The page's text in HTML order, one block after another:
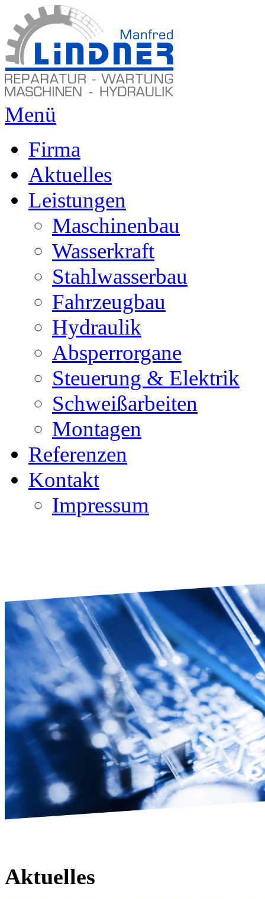
Menü
Firma
Aktuelles
Leistungen
Maschinenbau
Wasserkraft
Stahlwasserbau
Fahrzeugbau
Hydraulik
Absperrorgane
Steuerung & Elektrik
Schweißarbeiten
Montagen
Referenzen
Kontakt
Impressum
Aktuelles